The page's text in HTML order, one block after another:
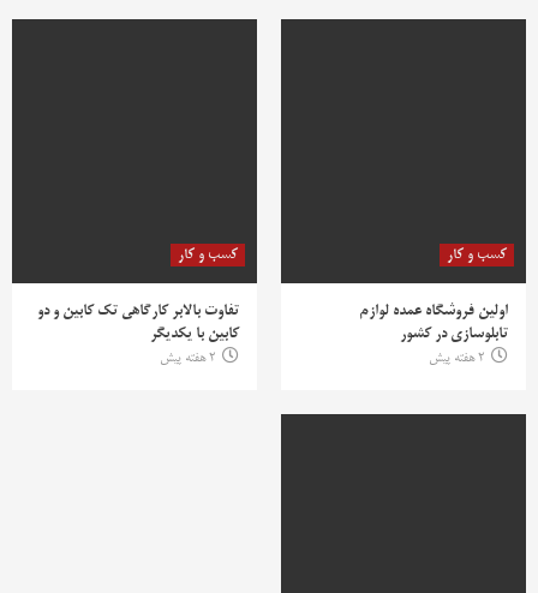
کسب و کار
اولین فروشگاه عمده لوازم
تابلوسازی در کشور
2 هفته پیش
کسب و کار
تفاوت بالابر کارگاهی تک کابین و دو
کابین با یکدیگر
2 هفته پیش